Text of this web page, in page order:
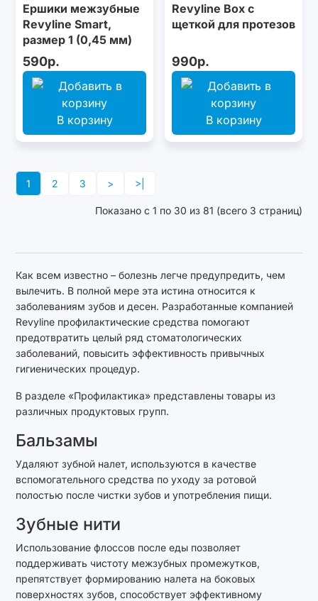
Ершики межзубные
Revyline Smart,
размер 1 (0,45 мм)
оранжевые, 6 шт.
590р.
В корзину
Revyline Box с
щеткой для протезов
990р.
В корзину
1 2 3 > >|
Показано с 1 по 30 из 81 (всего 3 страниц)
Как всем известно – болезнь легче предупредить, чем
вылечить. В полной мере эта истина относится к
заболеваниям зубов и десен. Разработанные компанией
Revyline профилактические средства помогают
предотвратить целый ряд стоматологических
заболеваний, повысить эффективность привычных
гигиенических процедур.
В разделе «Профилактика» представлены товары из
различных продуктовых групп.
Бальзамы
Удаляют зубной налет, используются в качестве
вспомогательного средства по уходу за ротовой
полостью после чистки зубов и употребления пищи.
Зубные нити
Использование флоссов после еды позволяет
поддерживать чистоту межзубных промежутков,
препятствует формированию налета на боковых
поверхностях зубов, способствует эффективному